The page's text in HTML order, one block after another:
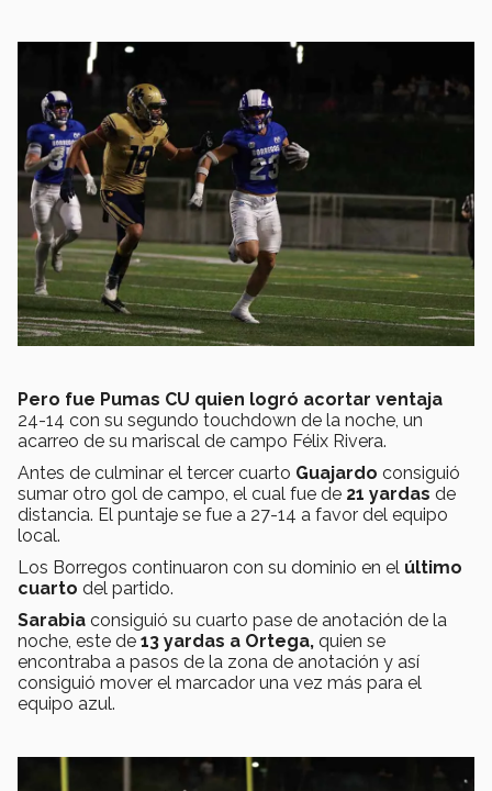
Pero fue Pumas CU quien logró acortar ventaja
24-14 con su segundo touchdown de la noche, un
acarreo de su mariscal de campo Félix Rivera.
Antes de culminar el tercer cuarto Guajardo consiguió
sumar otro gol de campo, el cual fue de 21 yardas de
distancia. El puntaje se fue a 27-14 a favor del equipo
local.
Los Borregos continuaron con su dominio en el último
cuarto del partido.
Sarabia consiguió su cuarto pase de anotación de la
noche, este de 13 yardas a Ortega, quien se
encontraba a pasos de la zona de anotación y así
consiguió mover el marcador una vez más para el
equipo azul.